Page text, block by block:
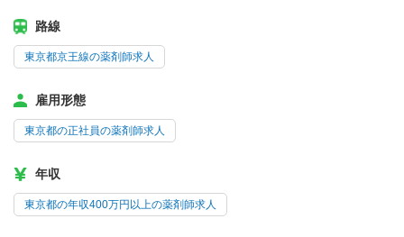
路線
東京都京王線の薬剤師求人
雇用形態
東京都の正社員の薬剤師求人
年収
東京都の年収400万円以上の薬剤師求人